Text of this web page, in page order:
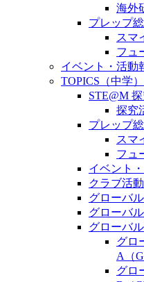
海外
プレップ
スマ
フュ
イベント・活動
TOPICS（中学）
STE@M
探究
プレップ
スマ
フュ
イベント
クラブ活動
グローバ
グローバ
グローバ
グロ
A（
グロ